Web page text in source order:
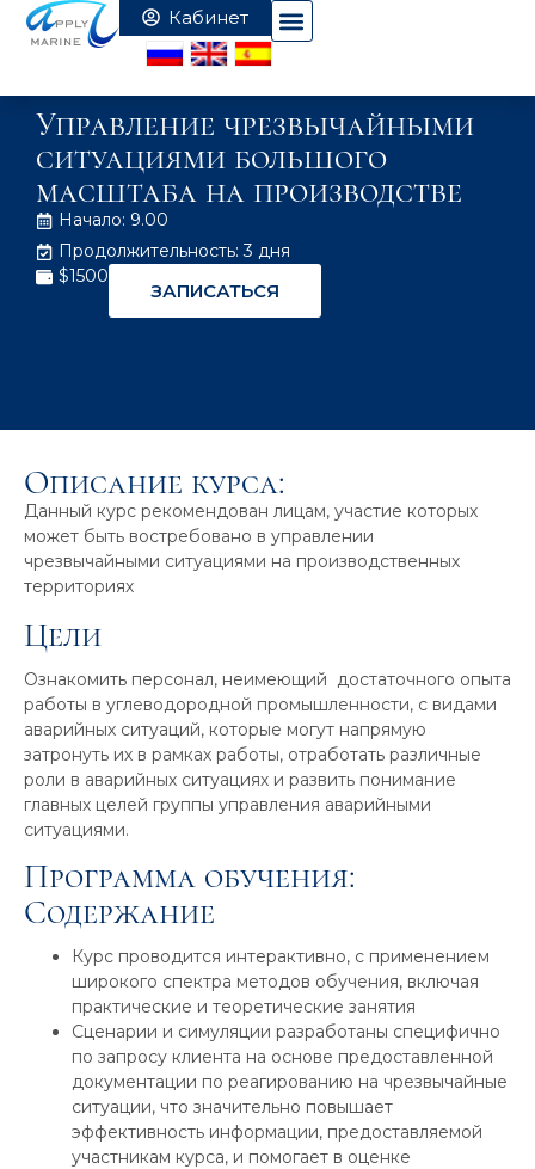
Управление чрезвычайными
ситуациями большого
масштаба на производстве
Начало: 9.00
Продолжительность: 3 дня
$1500
ЗАПИСАТЬСЯ
Описание курса:
Данный курс рекомендован лицам, участие которых
может быть востребовано в управлении
чрезвычайными ситуациями на производственных
территориях
Цели
Ознакомить персонал, неимеющий достаточного опыта
работы в углеводородной промышленности, с видами
аварийных ситуаций, которые могут напрямую
затронуть их в рамках работы, отработать различные
роли в аварийных ситуациях и развить понимание
главных целей группы управления аварийными
ситуациями.
Программа обучения:
Содержание
Курс проводится интерактивно, с применением
широкого спектра методов обучения, включая
практические и теоретические занятия
Сценарии и симуляции разработаны специфично
по запросу клиента на основе предоставленной
документации по реагированию на чрезвычайные
ситуации, что значительно повышает
эффективность информации, предоставляемой
участникам курса, и помогает в оценке